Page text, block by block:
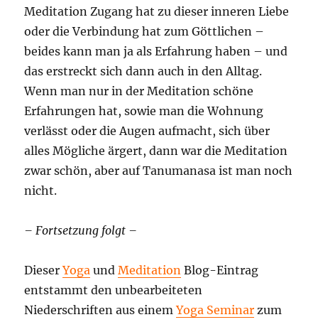
Meditation Zugang hat zu dieser inneren Liebe
oder die Verbindung hat zum Göttlichen –
beides kann man ja als Erfahrung haben – und
das erstreckt sich dann auch in den Alltag.
Wenn man nur in der Meditation schöne
Erfahrungen hat, sowie man die Wohnung
verlässt oder die Augen aufmacht, sich über
alles Mögliche ärgert, dann war die Meditation
zwar schön, aber auf Tanumanasa ist man noch
nicht.
– Fortsetzung folgt –
DieserYoga undMeditation Blog-Eintrag
entstammt den unbearbeiteten
Niederschriften aus einemYoga Seminar zum